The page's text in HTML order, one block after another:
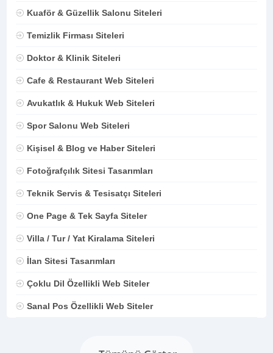
Kuaför & Güzellik Salonu Siteleri
Temizlik Firması Siteleri
Doktor & Klinik Siteleri
Cafe & Restaurant Web Siteleri
Avukatlık & Hukuk Web Siteleri
Spor Salonu Web Siteleri
Kişisel & Blog ve Haber Siteleri
Fotoğrafçılık Sitesi Tasarımları
Teknik Servis & Tesisatçı Siteleri
One Page & Tek Sayfa Siteler
Villa / Tur / Yat Kiralama Siteleri
İlan Sitesi Tasarımları
Çoklu Dil Özellikli Web Siteler
Sanal Pos Özellikli Web Siteler